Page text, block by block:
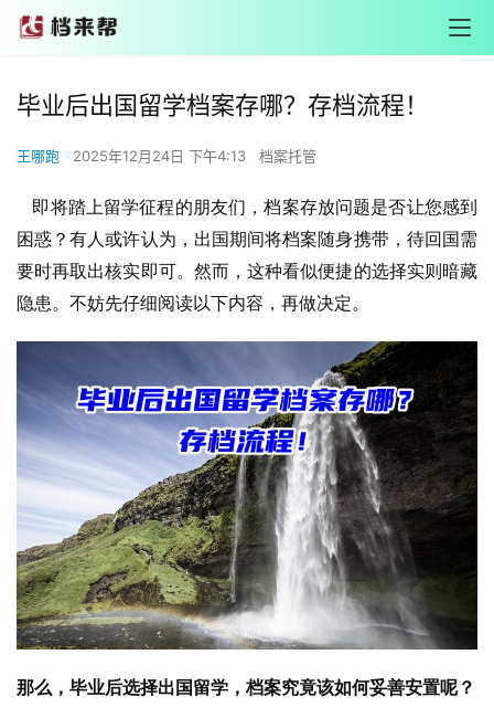
毕业后出国留学档案存哪？存档流程！
王哪跑 2025年12月24日 下午4:13 档案托管
即将踏上留学征程的朋友们，档案存放问题是否让您感到
困惑？有人或许认为，出国期间将档案随身携带，待回国需
要时再取出核实即可。然而，这种看似便捷的选择实则暗藏
隐患。不妨先仔细阅读以下内容，再做决定。
那么，毕业后选择出国留学，档案究竟该如何妥善安置呢？